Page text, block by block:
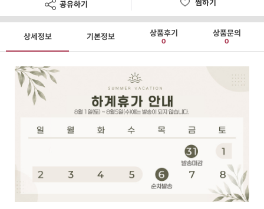
공유하기 찜하기
상세정보 기본정보 상품후기
0
상품문의
0